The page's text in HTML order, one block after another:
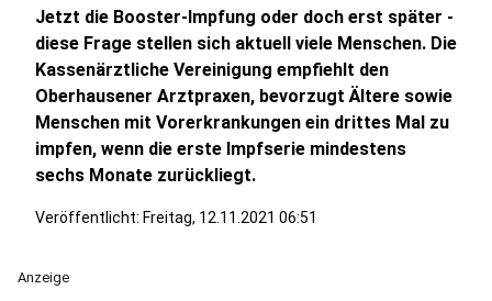
Jetzt die Booster-Impfung oder doch erst später -
diese Frage stellen sich aktuell viele Menschen. Die
Kassenärztliche Vereinigung empfiehlt den
Oberhausener Arztpraxen, bevorzugt Ältere sowie
Menschen mit Vorerkrankungen ein drittes Mal zu
impfen, wenn die erste Impfserie mindestens
sechs Monate zurückliegt.
Veröffentlicht: Freitag, 12.11.2021 06:51
Anzeige